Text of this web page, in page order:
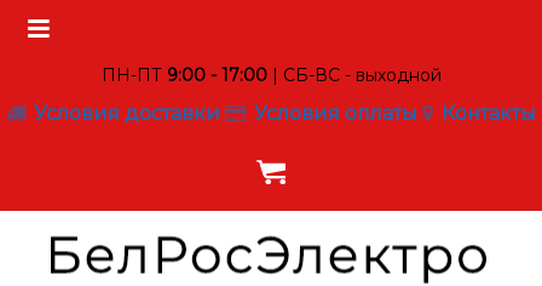
ПН-ПТ 9:00 - 17:00| СБ-ВС - выходной
Условия доставки Условия оплаты Контакты